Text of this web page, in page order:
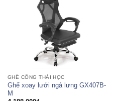
GHẾ CÔNG THÁI HỌC
Ghế xoay lưới ngả lưng GX407B-
M